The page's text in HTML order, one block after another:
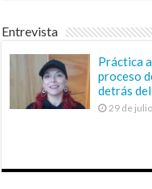
Entrevista
Práctica
proceso
detrás
29 de